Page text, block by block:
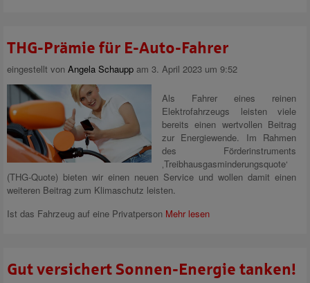
THG-Prämie für E-Auto-Fahrer
eingestellt von Angela Schaupp am 3. April 2023 um 9:52
Als Fahrer eines reinen
Elektrofahrzeugs leisten viele
bereits einen wertvollen Beitrag
zur Energiewende. Im Rahmen
des Förderinstruments
‚Treibhausgasminderungsquote‘
(THG-Quote) bieten wir einen neuen Service und wollen damit einen
weiteren Beitrag zum Klimaschutz leisten.
Ist das Fahrzeug auf eine Privatperson Mehr lesen
Gut versichert Sonnen-Energie tanken!